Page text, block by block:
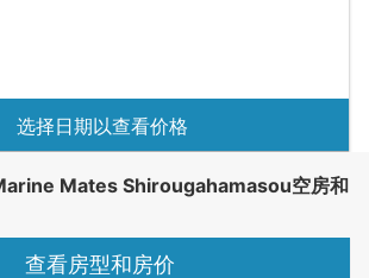
选择日期以查看价格
Mates Shirougahamasou空房和
查看房型和房价